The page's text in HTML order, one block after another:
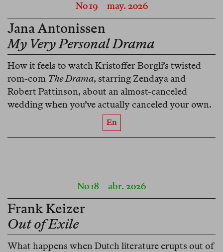
No 19 may. 2026
Jana Antonissen
My Very Personal Drama
How it feels to watch Kristoffer Borgli’s twisted
rom-com The Drama, starring Zendaya and
Robert Pattinson, about an almost-canceled
wedding when you’ve actually canceled your own.
En
No 18 abr. 2026
Frank Keizer
Out of Exile
What happens when Dutch literature erupts out of